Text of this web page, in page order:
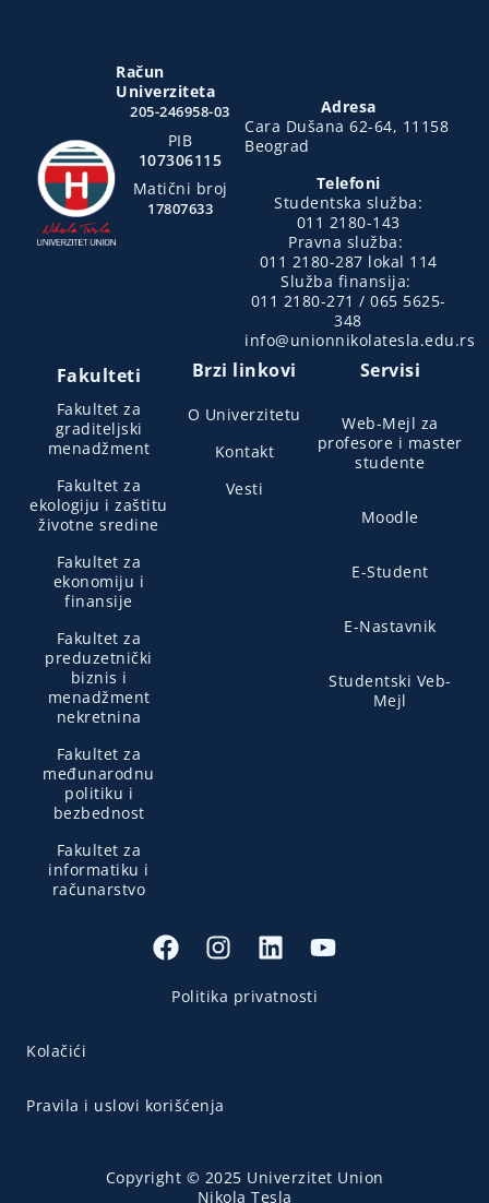
Račun
Univerziteta
205-246958-03
PIB
107306115
Matični broj
17807633
Adresa
Cara Dušana 62-64, 11158
Beograd
Telefoni
Studentska služba:
011 2180-143
Pravna služba:
011 2180-287 lokal 114
Služba finansija:
011 2180-271 / 065 5625-
348
info@unionnikolatesla.edu.rs
Fakulteti
Fakultet za
graditeljski
menadžment
Fakultet za
ekologiju i zaštitu
životne sredine
Fakultet za
ekonomiju i
finansije
Fakultet za
preduzetnički
biznis i
menadžment
nekretnina
Fakultet za
međunarodnu
politiku i
bezbednost
Fakultet za
informatiku i
računarstvo
Brzi linkovi
O Univerzitetu
Kontakt
Vesti
Servisi
Web-Mejl za
profesore i master
studente
Moodle
E-Student
E-Nastavnik
Studentski Veb-
Mejl
Politika privatnosti
Kolačići
Pravila i uslovi korišćenja
Copyright © 2025 Univerzitet Union
Nikola Tesla